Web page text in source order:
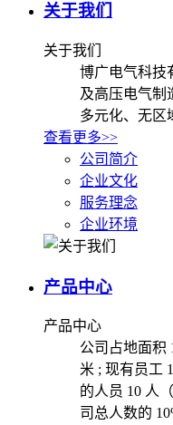
关于我们
关于我们
博广电气科技
及高压电气制
多元化、无区
查看更多>>
公司简介
企业文化
服务理念
企业环境
产品中心
产品中心
公司占地面积
米 ; 现有员工
的人员 10 人
司总人数的